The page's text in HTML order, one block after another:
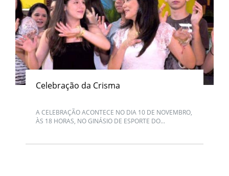
Celebração da Crisma
A CELEBRAÇÃO ACONTECE NO DIA 10 DE NOVEMBRO,
ÀS 18 HORAS, NO GINÁSIO DE ESPORTE DO...